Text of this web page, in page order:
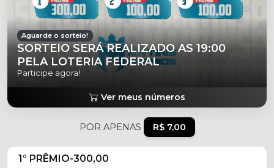
Aguarde o sorteio!
SORTEIO SERÁ REALIZADO AS 19:00
PELA LOTERIA FEDERAL
Participe agora!
Ver meus números
POR APENAS R$ 7,00
1° PRÊMIO-300,00